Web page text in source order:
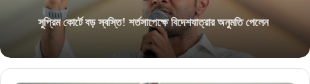
সুপ্রিম কোর্টে বড় স্বস্তি! শর্তসাপেক্ষে বিদেশযাত্রার অনুমতি পেলেন
অভিষেক